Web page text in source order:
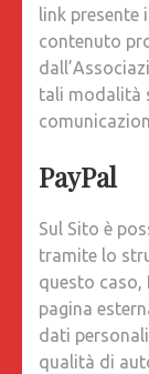
link presente
contenuto
tali modalità
PayPal
Sul Sito è
tramite lo
questo caso,
pagina
dati
qualità di